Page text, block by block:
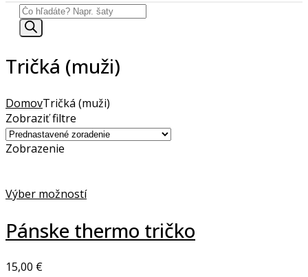
Products
search
Tričká (muži)
DomovTričká (muži)
Zobraziť filtre
Zobrazenie
Výber možností
product
has
variants.
Pánske thermo tričko
15,00 €